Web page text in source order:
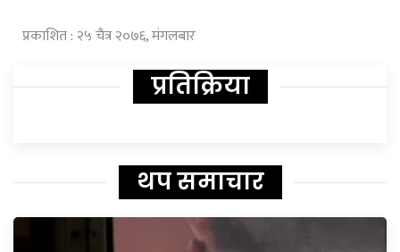
प्रकाशित : २५ चैत्र २०७६, मंगलबार
प्रतिक्रिया
थप समाचार